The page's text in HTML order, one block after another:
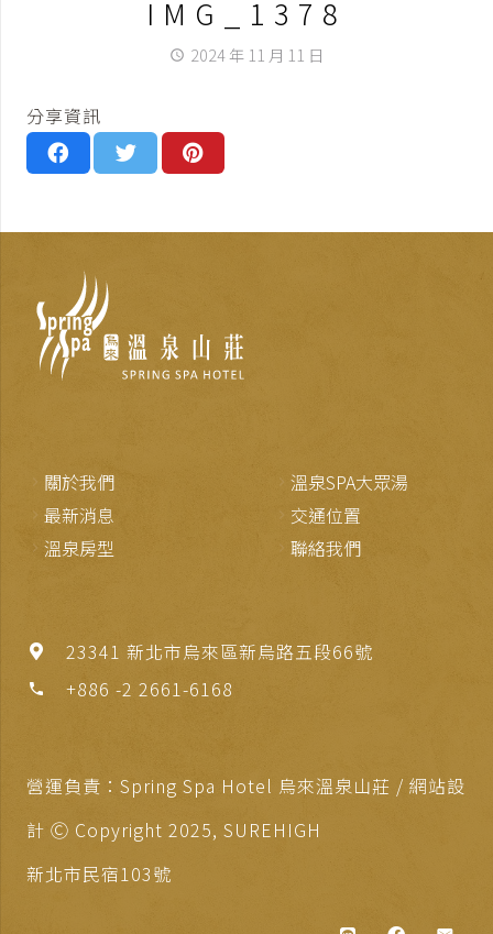
IMG_1378
access_time 2024 年 11 月 11 日
分享資訊
關於我們
最新消息
溫泉房型
溫泉SPA大眾湯
交通位置
聯絡我們
23341 新北市烏來區新烏路五段66號
phone +886 -2 2661-6168
營運負責：Spring Spa Hotel 烏來溫泉山莊 / 網站設
計 Ⓒ Copyright 2025, SUREHIGH
新北市民宿103號